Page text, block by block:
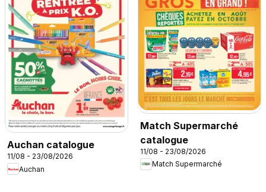
Auchan catalogue
11/08 - 23/08/2026
Auchan
Match Supermarché
catalogue
11/08 - 23/08/2026
Match Supermarché